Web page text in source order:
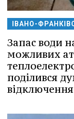
ІВАНО-
Запас води
можливих
поділився
відключення